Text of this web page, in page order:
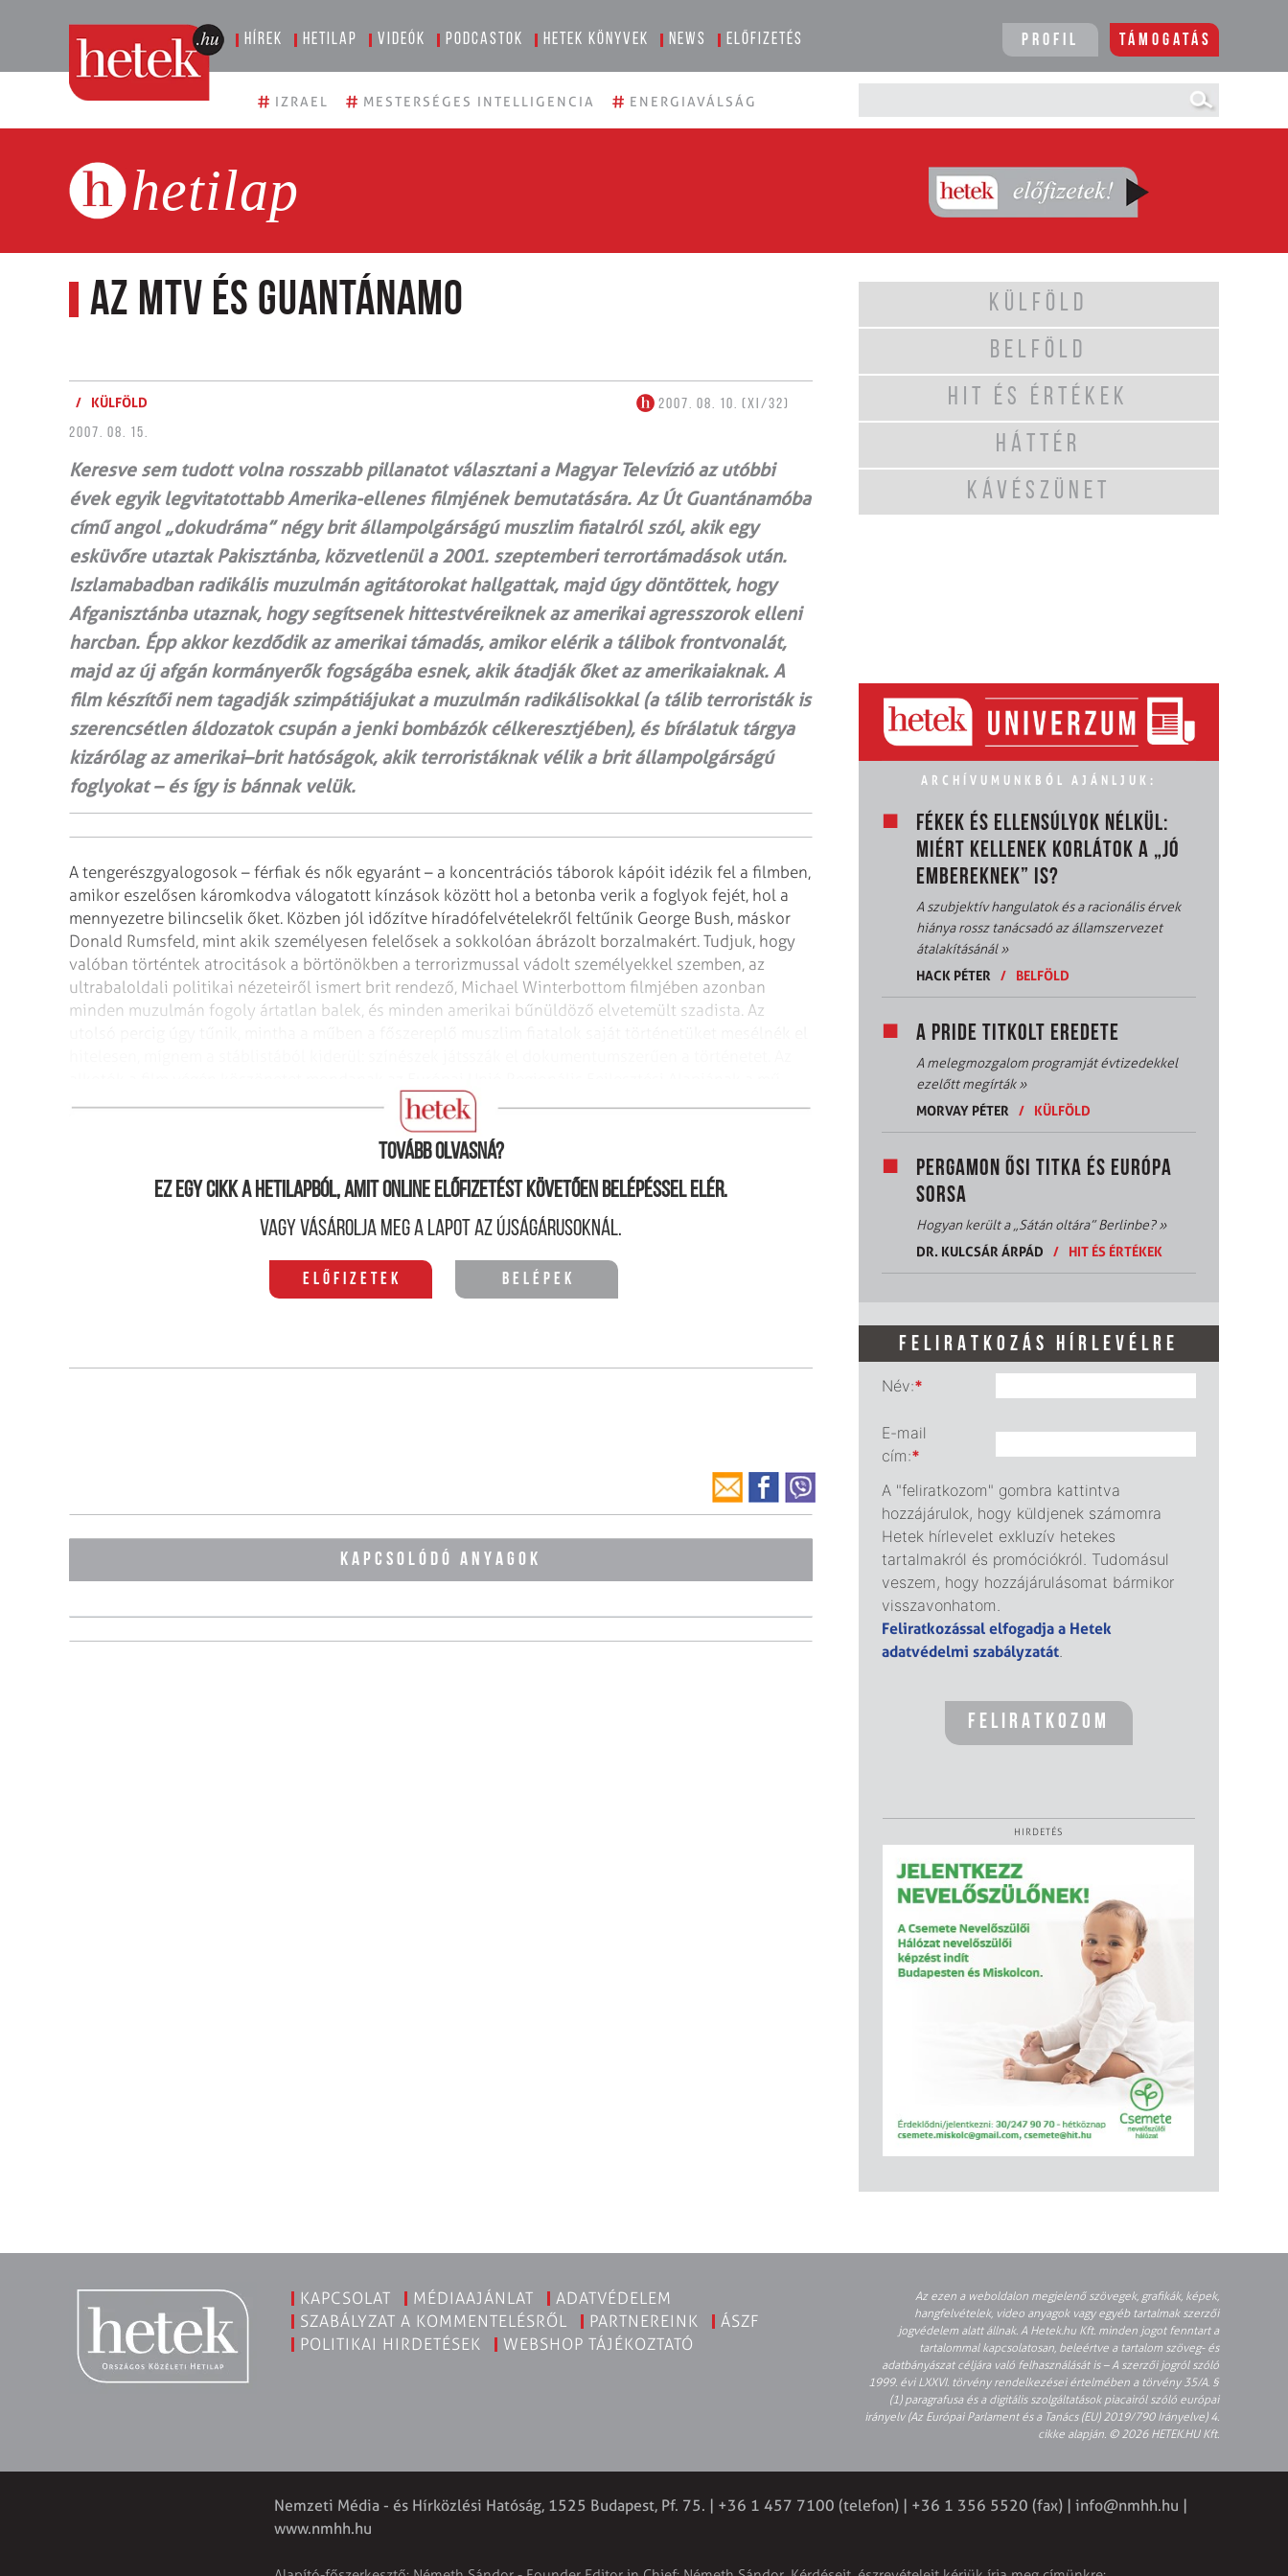
Hírek Hetilap Videók Podcastok Hetek könyvek News Előfizetés Profil Támogatás
# IZRAEL # MESTERSÉGES INTELLIGENCIA # ENERGIAVÁLSÁG
hetilap
Az MTV és Guantánamo
/ KÜLFÖLD
2007. 08. 10. (XI/32)
2007. 08. 15.
Keresve sem tudott volna rosszabb pillanatot választani a Magyar Televízió az utóbbi
évek egyik legvitatottabb Amerika-ellenes filmjének bemutatására. Az Út Guantánamóba
című angol „dokudráma” négy brit állampolgárságú muszlim fiatalról szól, akik egy
esküvőre utaztak Pakisztánba, közvetlenül a 2001. szeptemberi terrortámadások után.
Iszlamabadban radikális muzulmán agitátorokat hallgattak, majd úgy döntöttek, hogy
Afganisztánba utaznak, hogy segítsenek hittestvéreiknek az amerikai agresszorok elleni
harcban. Épp akkor kezdődik az amerikai támadás, amikor elérik a tálibok frontvonalát,
majd az új afgán kormányerők fogságába esnek, akik átadják őket az amerikaiaknak. A
film készítői nem tagadják szimpátiájukat a muzulmán radikálisokkal (a tálib terroristák is
szerencsétlen áldozatok csupán a jenki bombázók célkeresztjében), és bírálatuk tárgya
kizárólag az amerikai–brit hatóságok, akik terroristáknak vélik a brit állampolgárságú
foglyokat – és így is bánnak velük.
A tengerészgyalogosok – férfiak és nők egyaránt – a koncentrációs táborok kápóit idézik fel a filmben,
amikor eszelősen káromkodva válogatott kínzások között hol a betonba verik a foglyok fejét, hol a
mennyezetre bilincselik őket. Közben jól időzítve híradófelvételekről feltűnik George Bush, máskor
Donald Rumsfeld, mint akik személyesen felelősek a sokkolóan ábrázolt borzalmakért. Tudjuk, hogy
valóban történtek atrocitások a börtönökben a terrorizmussal vádolt személyekkel szemben, az
ultrabaloldali politikai nézeteiről ismert brit rendező, Michael Winterbottom filmjében azonban
minden muzulmán fogoly ártatlan balek, és minden amerikai bűnüldöző elvetemült szadista. Az
támogatásáért. (M. P.)
Tovább olvasná?
Ez egy cikk a hetilapból, amit online előfizetést követően belépéssel elér.
Vagy vásárolja meg a lapot az újságárusoknál.
Előfizetek Belépek
KAPCSOLÓDÓ ANYAGOK
KÜLFÖLD
BELFÖLD
HIT ÉS ÉRTÉKEK
HÁTTÉR
KÁVÉSZÜNET
ARCHÍVUMUNKBÓL AJÁNLJUK:
FÉKEK ÉS ELLENSÚLYOK NÉLKÜL:
MIÉRT KELLENEK KORLÁTOK A „JÓ
EMBEREKNEK” IS?
A szubjektív hangulatok és a racionális érvek
hiánya rossz tanácsadó az államszervezet
átalakításánál»
HACK PÉTER
/ BELFÖLD
A PRIDE TITKOLT EREDETE
A melegmozgalom programját évtizedekkel
ezelőtt megírták»
MORVAY PÉTER
/ KÜLFÖLD
PERGAMON ŐSI TITKA ÉS EURÓPA
SORSA
Hogyan került a „Sátán oltára” Berlinbe?»
DR. KULCSÁR ÁRPÁD
/ HIT ÉS ÉRTÉKEK
FELIRATKOZÁS HÍRLEVÉLRE
Név:*
E-mail
cím:*
A "feliratkozom" gombra kattintva
hozzájárulok, hogy küldjenek számomra
Hetek hírlevelet exkluzív hetekes
tartalmakról és promóciókról. Tudomásul
veszem, hogy hozzájárulásomat bármikor
visszavonhatom.
Feliratkozással elfogadja a Hetek
adatvédelmi szabályzatát.
HIRDETÉS
KAPCSOLAT MÉDIAAJÁNLAT
ADATVÉDELEM
SZABÁLYZAT A KOMMENTELÉSRŐL
PARTNEREINK
ÁSZF
POLITIKAI HIRDETÉSEK
WEBSHOP TÁJÉKOZTATÓ
Az ezen a weboldalon megjelenő szövegek, grafikák, képek,
hangfelvételek, video anyagok vagy egyéb tartalmak szerzői
jogvédelem alatt állnak. A Hetek.hu Kft. minden jogot fenntart a
tartalommal kapcsolatosan, beleértve a tartalom szöveg- és
adatbányászat céljára való felhasználását is – A szerzői jogról szóló
1999. évi LXXVI. törvény rendelkezései értelmében a törvény 35/A. §
(1) paragrafusa és a digitális szolgáltatások piacairól szóló európai
irányelv (Az Európai Parlament és a Tanács (EU) 2019/790 Irányelve) 4.
cikke alapján. © 2026 HETEK.HU Kft.
Nemzeti Média - és Hírközlési Hatóság, 1525 Budapest, Pf. 75. | +36 1 457 7100 (telefon) | +36 1 356 5520 (fax) | info@nmhh.hu
www.nmhh.hu